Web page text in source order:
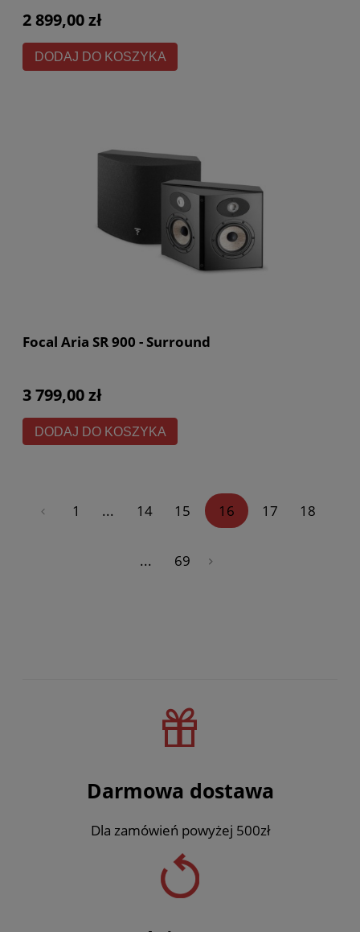
2 899,00 zł
DODAJ DO KOSZYKA
Focal Aria SR 900 - Surround
3 799,00 zł
DODAJ DO KOSZYKA
« 1 ... 14 15 16 17 18
... 69 »
Darmowa dostawa
Dla zamówień powyżej 500zł